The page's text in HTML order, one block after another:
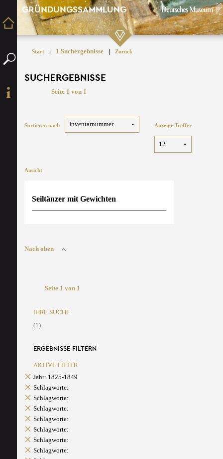
GRÜNDUNGSSAMMLUNG
Start | 1 Suchergebnisse | Zurück
SUCHERGEBNISSE
Seite 1 von 1
Sortieren nach Anzeige Treffer
Ansicht
Seiltänzer mit Gewichten
Nach oben
Seite 1 von 1
IHRE SUCHE
(1)
ERGEBNISSE FILTERN
AKTIVE FILTER
Jahr: 1825-1849
Schlagworte:
Schlagworte:
Schlagworte:
Schlagworte:
Schlagworte:
Schlagworte:
Schlagworte: